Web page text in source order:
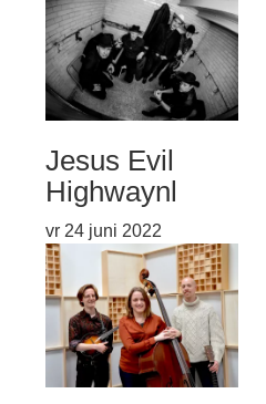
Jesus Evil
Highwaynl
vr 24 juni 2022